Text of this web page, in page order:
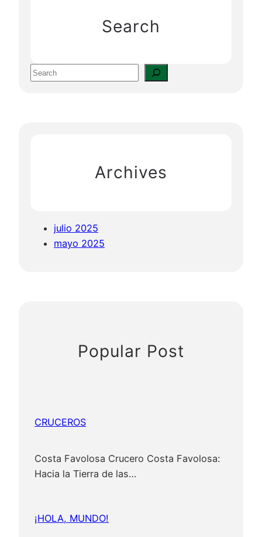
Search
Archives
julio 2025
mayo 2025
Popular Post
CRUCEROS
Costa Favolosa Crucero Costa Favolosa:
Hacia la Tierra de las…
¡HOLA, MUNDO!